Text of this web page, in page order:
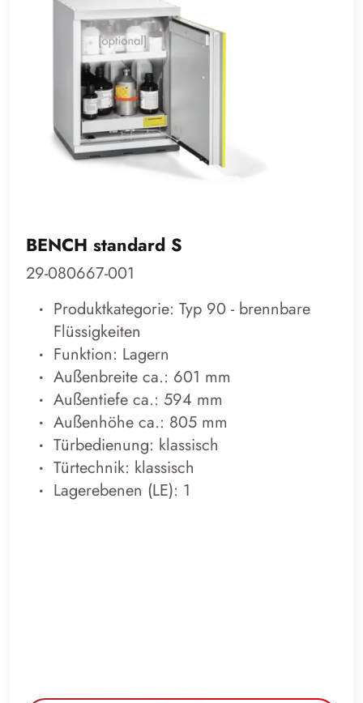
BENCH standard S
29-080667-001
Produktkategorie: Typ 90 - brennbare
Flüssigkeiten
Funktion: Lagern
Außenbreite ca.: 601 mm
Außentiefe ca.: 594 mm
Außenhöhe ca.: 805 mm
Türbedienung: klassisch
Türtechnik: klassisch
Lagerebenen (LE): 1